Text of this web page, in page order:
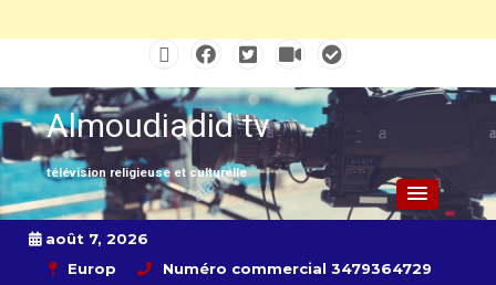
content
Almoudiadid tv
télévision religieuse et culturelle
août 7, 2026
Europ
Numéro commercial 3479364729